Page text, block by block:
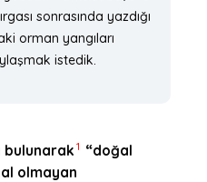
sonrasında yazdığı
orman yangıları
istedik.
bulunarak 1 “doğal
olmayan